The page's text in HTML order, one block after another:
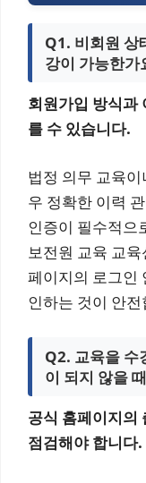
Q1. 비회원 상
강이 가능한가
회원가입 방식과
를 수 있습니다.
법정 의무 교육
우 정확한 이력
인증이 필수적으
보전원 교육 교
페이지의 로그인
인하는 것이 안
Q2. 교육을 수
이 되지 않을
공식 홈페이지의
점검해야 합니다.